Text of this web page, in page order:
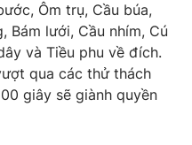
Ôm trụ, Cầu búa,
Bám lưới, Cầu nhím, Cú
và Tiều phu về đích.
qua các thử thách
giây sẽ giành quyền